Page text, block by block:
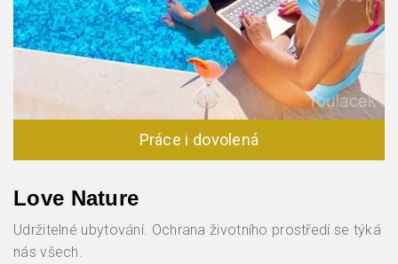
Práce i dovolená
Love Nature
Udržitelné ubytování. Ochrana životního prostředí se týká
nás všech.